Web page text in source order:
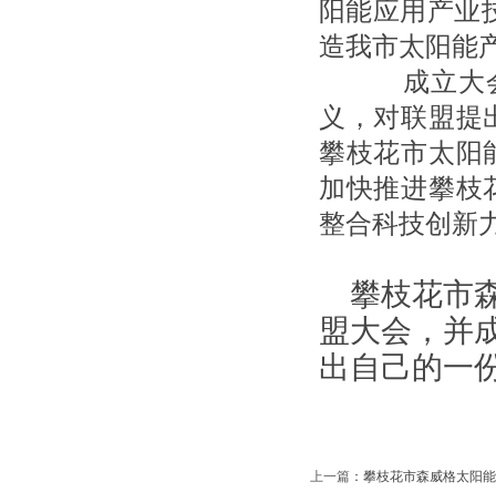
阳能应用产业
造我市太阳能
成立大会
义，对联盟
攀枝花市太阳
加快推进攀枝
整合科技创新
攀枝花市
盟大会，并
出自己的一
上一篇 ： 攀枝花市森威格太阳